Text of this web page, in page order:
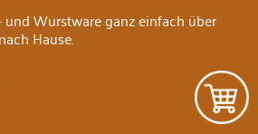
und Wurstware ganz einfach über
Hause.